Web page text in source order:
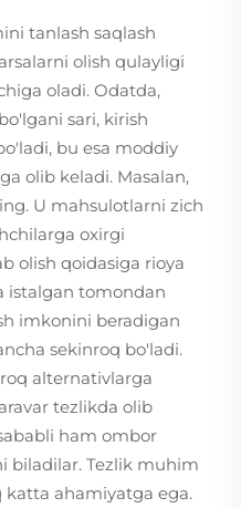
tanlash saqlash
olish qulayligi
oladi. Odatda,
sari, kirish
bu esa moddiy
olib keladi. Masalan,
U mahsulotlarni zich
oxirgi
olish qoidasiga rioya
istalgan tomondan
imkonini beradigan
sekinroq bo'ladi.
alternativlarga
tezlikda olib
ham ombor
biladilar. Tezlik muhim
katta ahamiyatga ega.